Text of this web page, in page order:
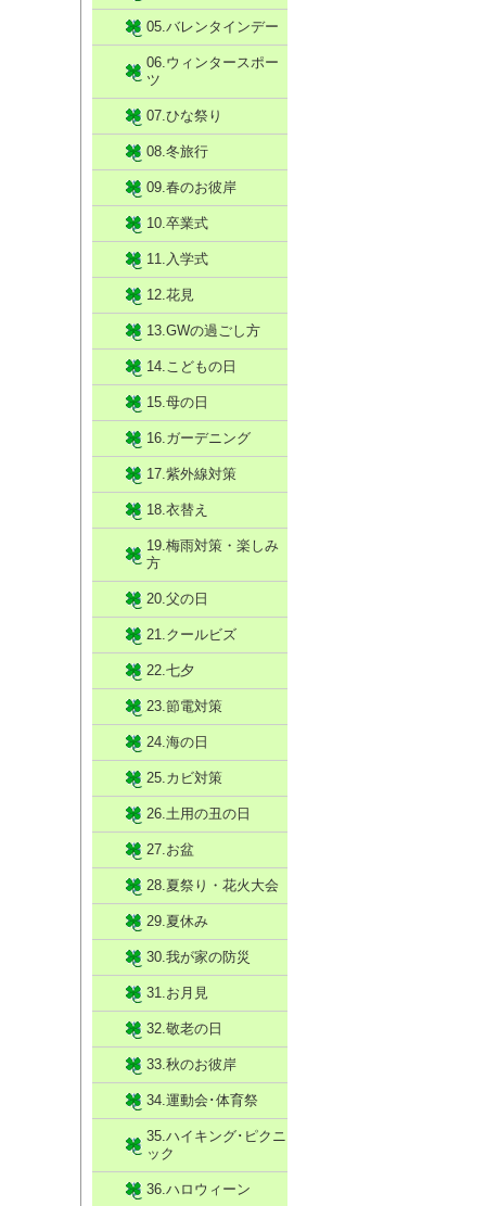
05.バレンタインデー
06.ウィンタースポー
ツ
07.ひな祭り
08.冬旅行
09.春のお彼岸
10.卒業式
11.入学式
12.花見
13.GWの過ごし方
14.こどもの日
15.母の日
16.ガーデニング
17.紫外線対策
18.衣替え
19.梅雨対策・楽しみ
方
20.父の日
21.クールビズ
22.七夕
23.節電対策
24.海の日
25.カビ対策
26.土用の丑の日
27.お盆
28.夏祭り・花火大会
29.夏休み
30.我が家の防災
31.お月見
32.敬老の日
33.秋のお彼岸
34.運動会･体育祭
35.ハイキング･ピクニ
ック
36.ハロウィーン